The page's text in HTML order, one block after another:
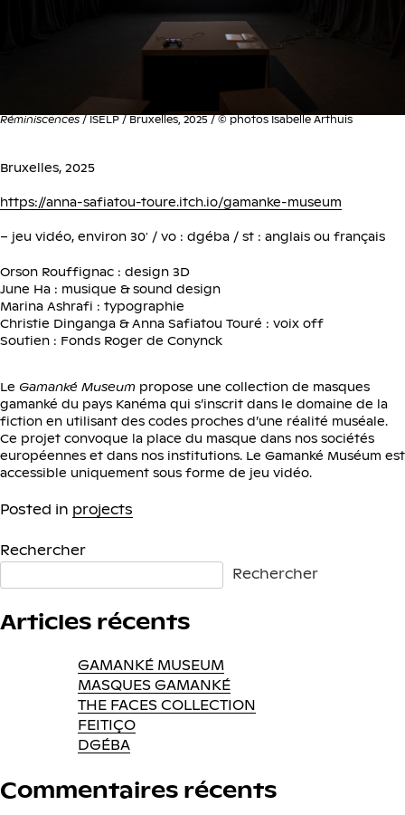
Réminiscences / ISELP / Bruxelles, 2025 / © photos Isabelle Arthuis
Bruxelles, 2025
https://anna-safiatou-toure.itch.io/gamanke-museum
– jeu vidéo, environ 30′ / vo : dgéba / st : anglais ou français
Orson Rouffignac : design 3D
June Ha : musique & sound design
Marina Ashrafi : typographie
Christie Dinganga & Anna Safiatou Touré : voix off
Soutien : Fonds Roger de Conynck
Le Gamanké Museum propose une collection de masques
gamanké du pays Kanéma qui s’inscrit dans le domaine de la
fiction en utilisant des codes proches d’une réalité muséale.
Ce projet convoque la place du masque dans nos sociétés
européennes et dans nos institutions. Le Gamanké Muséum est
accessible uniquement sous forme de jeu vidéo.
Posted in projects
Rechercher
Rechercher
Articles récents
GAMANKÉ MUSEUM
MASQUES GAMANKÉ
THE FACES COLLECTION
FEITIÇO
DGÉBA
Commentaires récents